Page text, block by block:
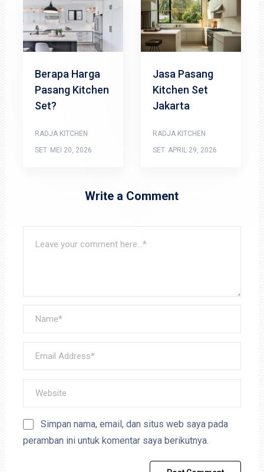
Berapa Harga
Pasang Kitchen
Set?
RADJA KITCHEN
SET MEI 20, 2026
Jasa Pasang
Kitchen Set
Jakarta
RADJA KITCHEN
SET APRIL 29, 2026
Write a Comment
Simpan nama, email, dan situs web saya pada
peramban ini untuk komentar saya berikutnya.